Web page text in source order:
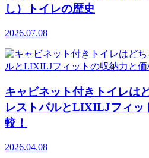
し）トイレの歴史
2026.07.08
キャビネット付きトイレは
レストパルとLIXILJフィッ
較！
2026.04.08